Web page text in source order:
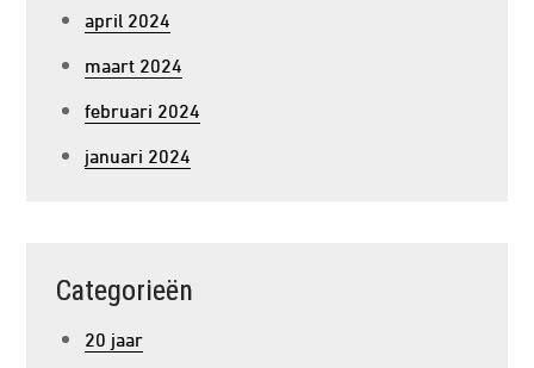
april 2024
maart 2024
februari 2024
januari 2024
Categorieën
20 jaar